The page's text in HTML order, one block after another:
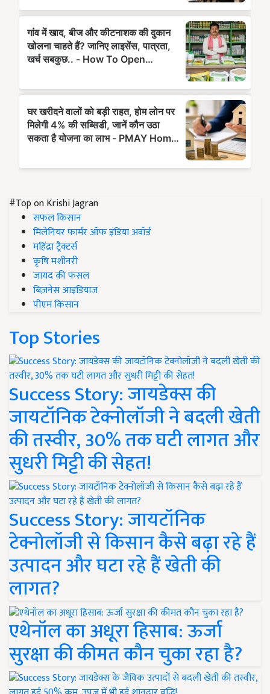
#Top on Krishi Jagran
सफल किसान
मिलेनियर फार्मर ऑफ इंडिया अवॉर्ड
महिंद्रा ट्रैक्टर्स
कृषि मशीनरी
जायद की फसल
बिज़नेस आइडियाज
पीएम किसान
Top Stories
Success Story: जायडेक्स की
जायटॉनिक टेक्नोलॉजी ने बदली खेती
की तस्वीर, 30% तक घटी लागत और
सुधरी मिट्टी की सेहत!
Success Story: जायटॉनिक
टेक्नोलॉजी से किसान कैसे बढ़ा रहे हैं
उत्पादन और घटा रहे हैं खेती की
लागत?
एथेनॉल का अधूरा हिसाब: ऊर्जा
सुरक्षा की कीमत कौन चुका रहा है?